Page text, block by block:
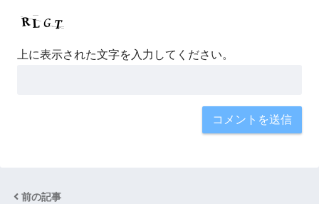
上に表示された文字を入力してください。
前の記事